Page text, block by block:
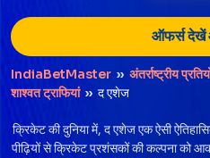
ऑफर्स
IndiaBetMaster ›› अंतर्राष्ट्रीय
शाश्वत ट्राफियां ›› द एशेज
क्रिकेट की दुनिया में, द एशेज एक ऐसी
पीढ़ियों से क्रिकेट प्रशंसकों की कल्पना को